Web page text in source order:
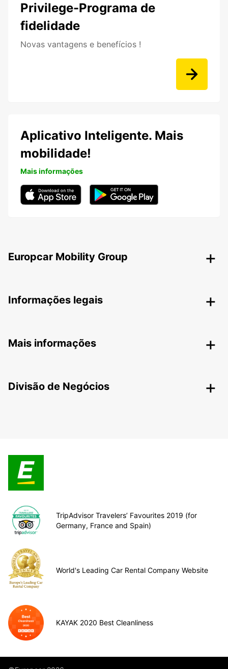
Privilege-Programa de
fidelidade
Novas vantagens e benefícios !
Aplicativo Inteligente. Mais
mobilidade!
Mais informações
Europcar Mobility Group
Informações legais
Mais informações
Divisão de Negócios
TripAdvisor Travelers’ Favourites 2019 (for
Germany, France and Spain)
World's Leading Car Rental Company Website
KAYAK 2020 Best Cleanliness